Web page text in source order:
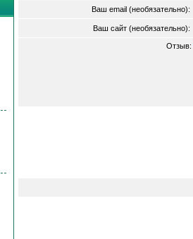
Ваш email (необязательно):
Ваш сайт (необязательно):
Отзыв: